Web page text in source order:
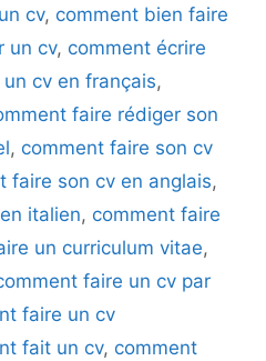
cv, comment bien faire
un cv, comment écrire
cv en français,
faire rédiger son
, comment faire son cv
faire son cv en anglais,
italien, comment faire
un curriculum vitae,
faire un cv par
faire un cv
fait un cv, comment